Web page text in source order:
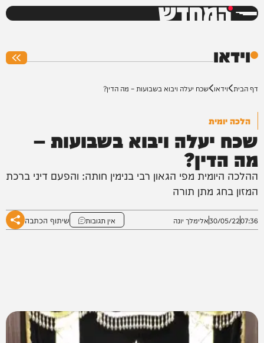
המחדש
וידאו
דף הבית וידאו שכח יעלה ויבוא בשבועות – מה הדין?
הלכה יומית
שכח יעלה ויבוא בשבועות –
מה הדין?
ההלכה היומית מפי הגאון רבי בנימין חותה: והפעם דיני ברכת
המזון בחג מתן תורה
07:36
30/05/22אלימלך יונה אין תגובות שיתוף הכתבה